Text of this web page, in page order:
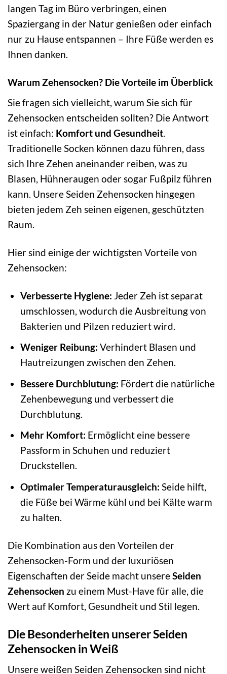
langen Tag im Büro verbringen, einen
Spaziergang in der Natur genießen oder einfach
nur zu Hause entspannen – Ihre Füße werden es
Ihnen danken.
Warum Zehensocken? Die Vorteile im Überblick
Sie fragen sich vielleicht, warum Sie sich für
Zehensocken entscheiden sollten? Die Antwort
ist einfach: Komfort und Gesundheit.
Traditionelle Socken können dazu führen, dass
sich Ihre Zehen aneinander reiben, was zu
Blasen, Hühneraugen oder sogar Fußpilz führen
kann. Unsere Seiden Zehensocken hingegen
bieten jedem Zeh seinen eigenen, geschützten
Raum.
Hier sind einige der wichtigsten Vorteile von
Zehensocken:
Verbesserte Hygiene: Jeder Zeh ist separat
umschlossen, wodurch die Ausbreitung von
Bakterien und Pilzen reduziert wird.
Weniger Reibung: Verhindert Blasen und
Hautreizungen zwischen den Zehen.
Bessere Durchblutung: Fördert die natürliche
Zehenbewegung und verbessert die
Durchblutung.
Mehr Komfort: Ermöglicht eine bessere
Passform in Schuhen und reduziert
Druckstellen.
Optimaler Temperaturausgleich: Seide hilft,
die Füße bei Wärme kühl und bei Kälte warm
zu halten.
Die Kombination aus den Vorteilen der
Zehensocken-Form und der luxuriösen
Eigenschaften der Seide macht unsereSeiden
Zehensocken zu einem Must-Have für alle, die
Wert auf Komfort, Gesundheit und Stil legen.
Die Besonderheiten unserer Seiden
Zehensocken in Weiß
Unsere weißen Seiden Zehensocken sind nicht